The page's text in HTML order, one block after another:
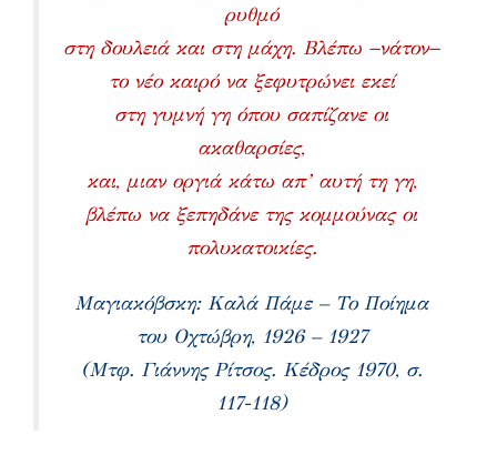
ρυθμό
στη δουλειά και στη μάχη. Βλέπω −νάτον−
το νέο καιρό να ξεφυτρώνει εκεί
στη γυμνή γη όπου σαπίζανε οι
ακαθαρσίες,
και, μιαν οργιά κάτω απ’ αυτή τη γη,
βλέπω να ξεπηδάνε της κομμούνας οι
πολυκατοικίες.
Μαγιακόβσκη: Καλά Πάμε – Το Ποίημα
του Οχτώβρη, 1926 – 1927
(Μτφ. Γιάννης Ρίτσος. Κέδρος 1970, σ.
117-118)